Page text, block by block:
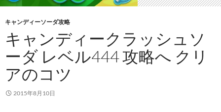
キャンディーソーダ攻略
キャンディークラッシュソ
ーダ レベル444 攻略へ クリ
アのコツ
2015年8月10日